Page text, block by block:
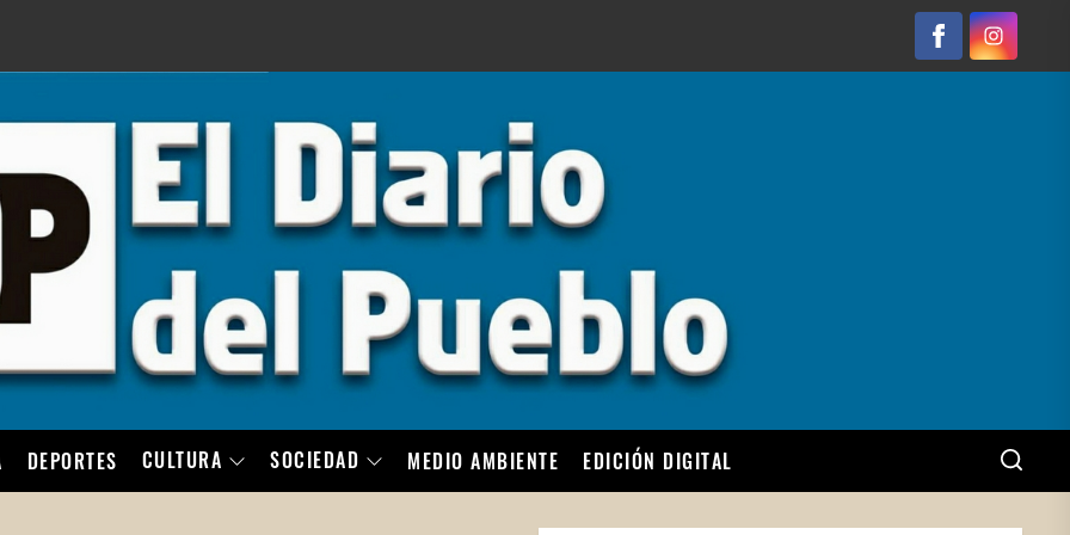
FacebookInstagram
DEPORTES CULTURA SOCIEDAD MEDIO AMBIENTE EDICIÓN DIGITAL